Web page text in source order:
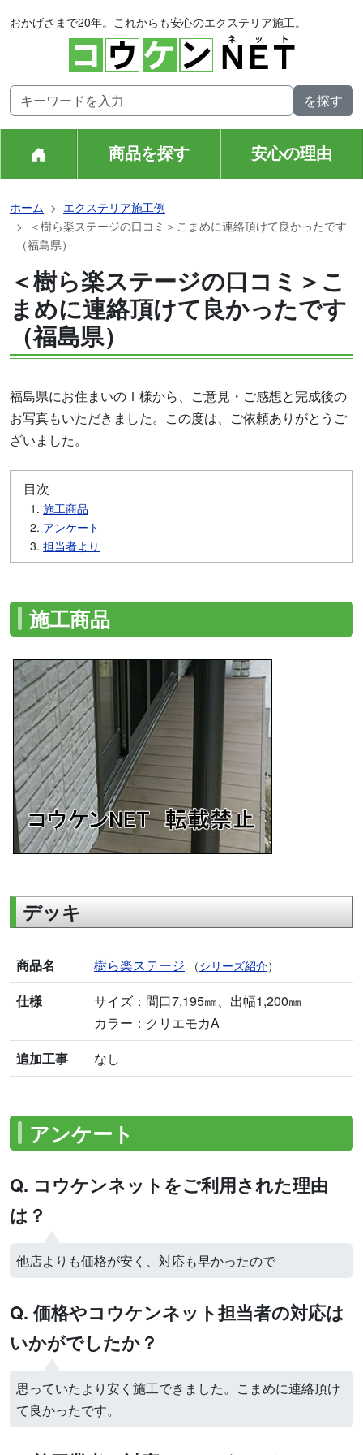
おかげさまで20年。これからも安心のエクステリア施工。
商品を探す 安心の理由
ホーム
エクステリア施工例
＜樹ら楽ステージの口コミ＞こまめに連絡頂けて良かったです
（福島県）
＜樹ら楽ステージの口コミ＞こ
まめに連絡頂けて良かったです
（福島県）
福島県にお住まいのＩ様から、ご意見・ご感想と完成後の
お写真もいただきました。この度は、ご依頼ありがとうご
ざいました。
目次
施工商品
アンケート
担当者より
施工商品
デッキ
商品名 樹ら楽ステージ （シリーズ紹介）
仕様
サイズ：間口7,195㎜、出幅1,200㎜
カラー：クリエモカA
追加工事
なし
アンケート
Q. コウケンネットをご利用された理由
は？
他店よりも価格が安く、対応も早かったので
Q. 価格やコウケンネット担当者の対応は
いかがでしたか？
思っていたより安く施工できました。こまめに連絡頂け
て良かったです。